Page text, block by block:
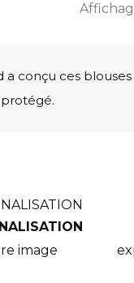
a conçu ces
image